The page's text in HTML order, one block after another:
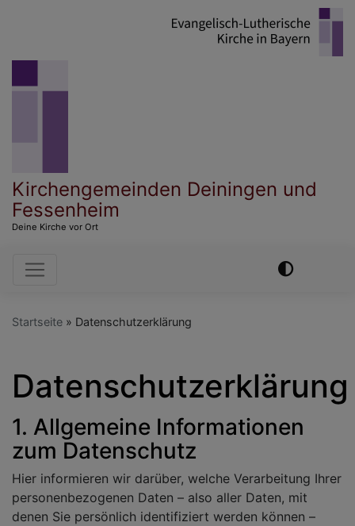
Kirchengemeinden Deiningen und
Fessenheim
Deine Kirche vor Ort
Hauptnavigation
Startseite Datenschutzerklärung
Datenschutzerklärung
1. Allgemeine Informationen
zum Datenschutz
Hier informieren wir darüber, welche Verarbeitung Ihrer
personenbezogenen Daten – also aller Daten, mit
denen Sie persönlich identifiziert werden können –